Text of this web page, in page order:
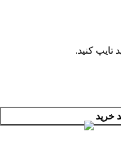
تایپ کنید.
خرید